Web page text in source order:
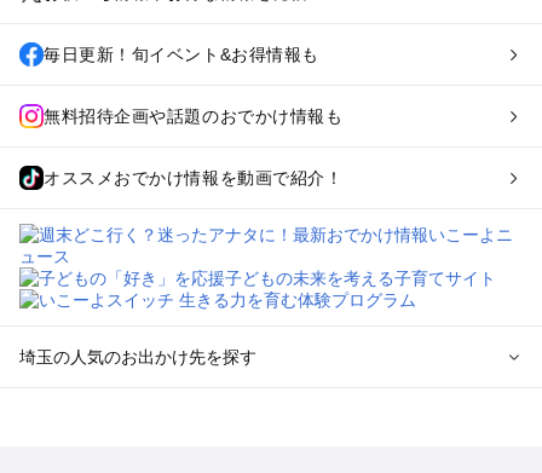
毎日更新！旬イベント&お得情報も
無料招待企画や話題のおでかけ情報も
オススメおでかけ情報を動画で紹介！
埼玉の人気のお出かけ先を探す